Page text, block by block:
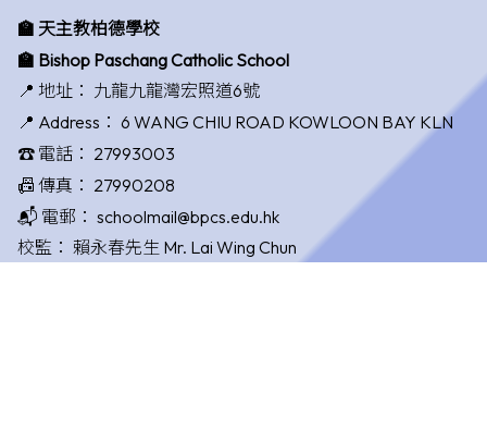
🏫 天主教柏德學校
🏫 Bishop Paschang Catholic School
📍 地址： 九龍九龍灣宏照道6號
📍 Address： 6 WANG CHIU ROAD KOWLOON BAY KLN
☎️ 電話： 27993003
📠 傳真： 27990208
📬 電郵： schoolmail@bpcs.edu.hk
校監： 賴永春先生 Mr. Lai Wing Chun